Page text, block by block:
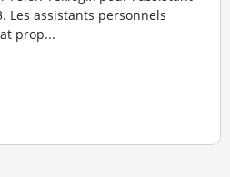
Les assistants personnels
prop...